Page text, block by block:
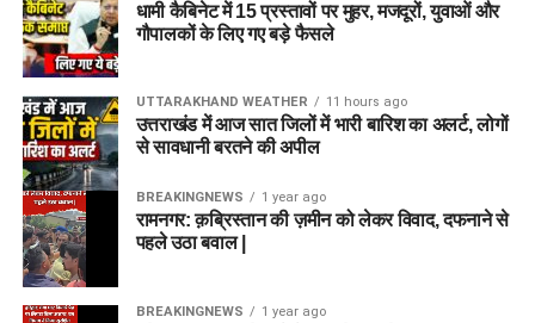
धामी कैबिनेट में 15 प्रस्तावों पर मुहर, मजदूरों, युवाओं और
गौपालकों के लिए गए बड़े फैसले
UTTARAKHAND WEATHER 11 hours ago
उत्तराखंड में आज सात जिलों में भारी बारिश का अलर्ट, लोगों
से सावधानी बरतने की अपील
BREAKINGNEWS 1 year ago
रामनगर: क़ब्रिस्तान की ज़मीन को लेकर विवाद, दफनाने से
पहले उठा बवाल |
BREAKINGNEWS 1 year ago